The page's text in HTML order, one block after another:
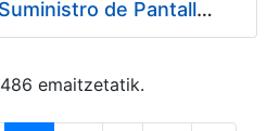
Contratación del Suministro de Pantallas basadas en Tecnología LED
emaitzetatik.